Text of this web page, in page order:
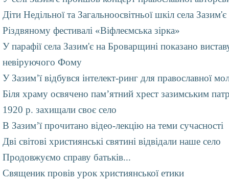
Діти Недільної та Загальноосвітньої шкіл села Зазим'є
Різдвяному фестивалі «Віфлеємська зірка»
У парафії села Зазим'є на Броварщині показано
невіруючого Фому
У Зазим’ї відбувся інтелект-ринг для православної
Біля храму освячено пам’ятний хрест зазимським
1920 р. захищали своє село
В Зазим’ї прочитано відео-лекцію на теми сучасності
Дві світові християнські святині відвідали наше село
Продовжуємо справу батьків...
Священик провів урок християнської етики